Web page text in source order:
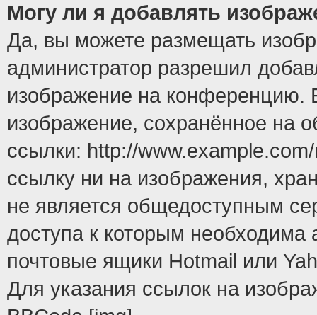
Могу ли я добавлять
Да, вы можете размещать
администратор разрешил
изображение на конференцию.
изображение, сохранённое на
ссылки: http://
ссылку ни на изображения,
не является общедоступным
доступа к которым
почтовые ящики Hotmail или
Для указания ссылок на